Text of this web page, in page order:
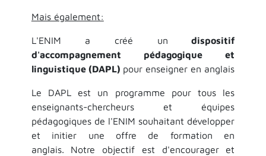
​Mais également:
L'ENIM a créé un dispositif
d'accompagnement pédagogique et
linguistique (DAPL) pour enseigner en anglais
​Le DAPL est un programme pour tous les
enseignants-chercheurs et équipes
pédagogiques de l'ENIM souhaitant développer
et initier une offre de formation en
anglais. Notre objectif est d'encourager et